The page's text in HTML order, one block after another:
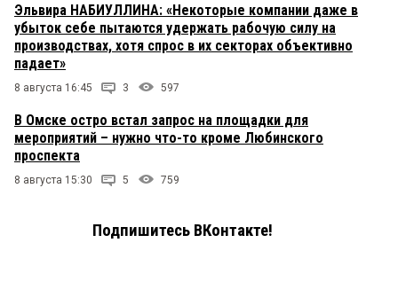
Эльвира НАБИУЛЛИНА: «Некоторые компании даже в
убыток себе пытаются удержать рабочую силу на
производствах, хотя спрос в их секторах объективно
падает»
8 августа 16:45 3 597
В Омске остро встал запрос на площадки для
мероприятий – нужно что-то кроме Любинского
проспекта
8 августа 15:30 5 759
Подпишитесь ВКонтакте!